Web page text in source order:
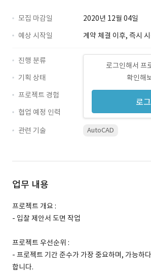
모집 마감일
2020년 12월 04일
예상 시작일
계약 체결 이후, 즉시
로그인해서 프
확인해
로
진행 분류
기획 상태
프로젝트 경험
협업 예정 인력
관련 기술
AutoCAD
업무 내용
프로젝트 개요 :
- 입찰 제안서 도면 작업
프로젝트 우선순위 :
- 프로젝트 기간 준수가 가장 중요하며, 가능하
합니다.